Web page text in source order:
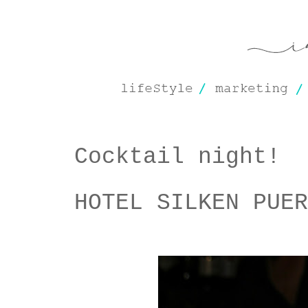
Cocktail night!
HOTEL SILKEN